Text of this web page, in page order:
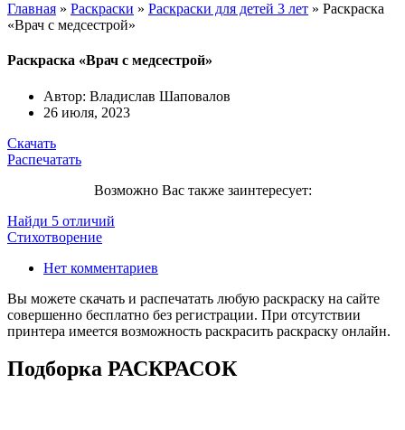
Главная » Раскраски » Раскраски для детей 3 лет » Раскраска
«Врач с медсестрой»
Раскраска «Врач с медсестрой»
Автор: Владислав Шаповалов
26 июля, 2023
Скачать
Распечатать
Возможно Вас также заинтересует:
Найди 5 отличий
Стихотворение
Нет комментариев
Вы можете скачать и распечатать любую раскраску на сайте
совершенно бесплатно без регистрации. При отсутствии
принтера имеется возможность раскрасить раскраску онлайн.
Подборка РАСКРАСОК